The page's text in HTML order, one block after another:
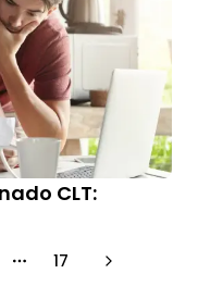
CLT:
More pages
17